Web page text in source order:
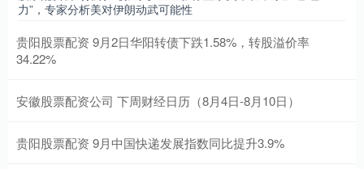
力”，专家分析美对伊朗动武可能性
贵阳股票配资 9月2日华阳转债下跌1.58%，转股溢价率
34.22%
安徽股票配资公司 下周财经日历（8月4日-8月10日）
贵阳股票配资 9月中国快递发展指数同比提升3.9%